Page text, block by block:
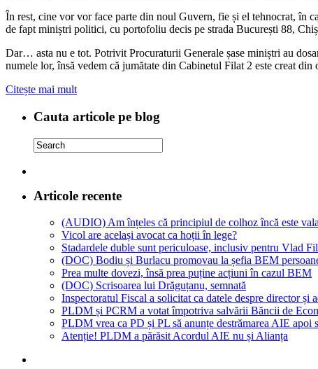
În rest, cine vor vor face parte din noul Guvern, fie și el tehnocrat, în
de fapt miniștri politici, cu portofoliu decis pe strada București 88,
Dar… asta nu e tot. Potrivit Procuraturii Generale șase miniștri au
numele lor, însă vedem că jumătate din Cabinetul Filat 2 este creat din
Citește mai mult
Cauta articole pe blog
Articole recente
(AUDIO) Am înțeles că principiul de colhoz încă este
Vicol are același avocat ca hoții în lege?
Stadardele duble sunt periculoase, inclusiv pentru Vlad
(DOC) Bodiu și Burlacu promovau la șefia BEM
Prea multe dovezi, însă prea puține acțiuni în cazul BEM
(DOC) Scrisoarea lui Drăguțanu, semnată
Inspectoratul Fiscal a solicitat ca datele despre director
PLDM și PCRM a votat împotriva salvării Băncii de
PLDM vrea ca PD și PL să anunțe destrămarea AIE apoi
Atenție! PLDM a părăsit Acordul AIE nu și Alianța